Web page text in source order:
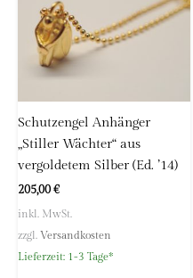
Kette
Deutschland
E-Mail:info@hoellwerk.de
Schutzengel Anhänger
„Stiller Wächter“ aus
vergoldetem Silber (Ed. ’14)
205,00€
inkl. MwSt.
zzgl. Versandkosten
Lieferzeit: 1-3 Tage*